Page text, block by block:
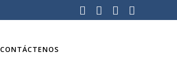
CONTÁCTENOS